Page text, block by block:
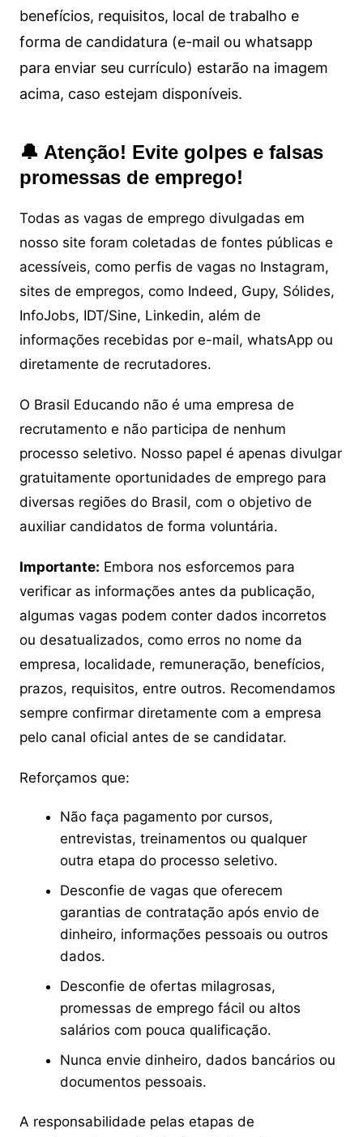
benefícios, requisitos, local de trabalho e
forma de candidatura (e-mail ou whatsapp
para enviar seu currículo) estarão na imagem
acima, caso estejam disponíveis.
🔔 Atenção! Evite golpes e falsas
promessas de emprego!
Todas as vagas de emprego divulgadas em
nosso site foram coletadas de fontes públicas e
acessíveis, como perfis de vagas no Instagram,
sites de empregos, como Indeed, Gupy, Sólides,
InfoJobs, IDT/Sine, Linkedin, além de
informações recebidas por e-mail, whatsApp ou
diretamente de recrutadores.
O Brasil Educando não é uma empresa de
recrutamento e não participa de nenhum
processo seletivo. Nosso papel é apenas divulgar
gratuitamente oportunidades de emprego para
diversas regiões do Brasil, com o objetivo de
auxiliar candidatos de forma voluntária.
Importante: Embora nos esforcemos para
verificar as informações antes da publicação,
algumas vagas podem conter dados incorretos
ou desatualizados, como erros no nome da
empresa, localidade, remuneração, benefícios,
prazos, requisitos, entre outros. Recomendamos
sempre confirmar diretamente com a empresa
pelo canal oficial antes de se candidatar.
Reforçamos que:
Não faça pagamento por cursos,
entrevistas, treinamentos ou qualquer
outra etapa do processo seletivo.
Desconfie de vagas que oferecem
garantias de contratação após envio de
dinheiro, informações pessoais ou outros
dados.
Desconfie de ofertas milagrosas,
promessas de emprego fácil ou altos
salários com pouca qualificação.
Nunca envie dinheiro, dados bancários ou
documentos pessoais.
A responsabilidade pelas etapas de